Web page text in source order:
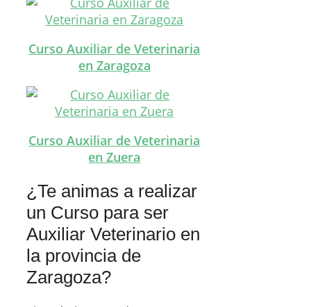
Curso Auxiliar de Veterinaria
en Zaragoza
Curso Auxiliar de Veterinaria
en Zuera
¿Te animas a realizar
un Curso para ser
Auxiliar Veterinario en
la provincia de
Zaragoza?